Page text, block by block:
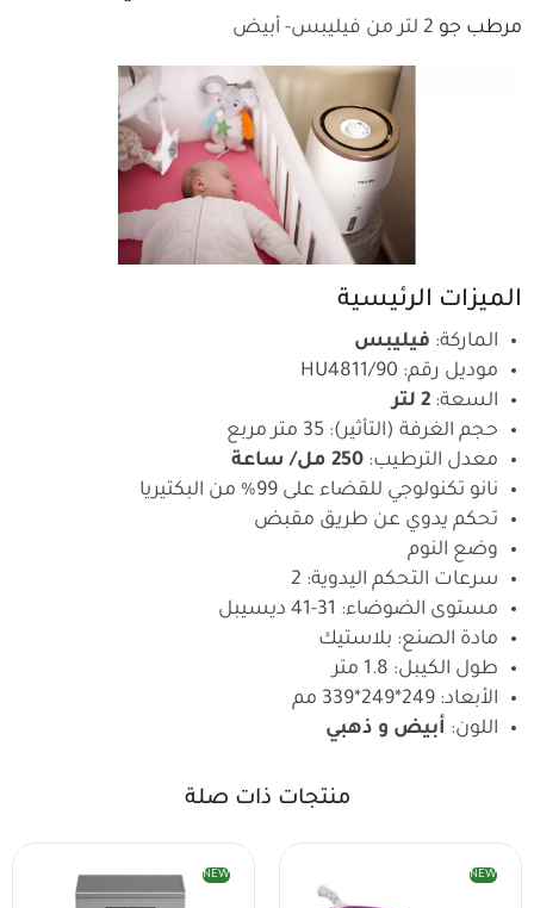
مرطب جو
الميزات الرئيسية
الماركة: فيليبس
موديل رقم: HU4811/90
السعة: 2 لتر
حجم الغرفة (التأثير): 35 متر مربع
معدل الترطيب: 250 مل/ ساعة
نانو تكنولوجي للقضاء على 99% من البكتيريا
تحكم يدوي عن طريق مقبض
وضع النوم
سرعات التحكم اليدوية: 2
مستوى الضوضاء: 31-41 ديسيبل
مادة الصنع: بلاستيك
طول الكيبل: 1.8 متر
الأبعاد: 249*249*339 مم
اللون: أبيض و ذهبي
منتجات ذات صلة
NEW
NEW